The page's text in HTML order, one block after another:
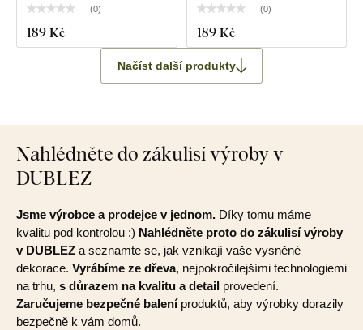
(0)
189 Kč
(0)
189 Kč
Načíst další produkty
Nahlédněte do zákulisí výroby v
DUBLEZ
Jsme výrobce a prodejce v jednom. Díky tomu máme
kvalitu pod kontrolou :) Nahlédněte proto do zákulisí výroby
v DUBLEZ a seznamte se, jak vznikají vaše vysněné
dekorace. Vyrábíme ze dřeva, nejpokročilejšími technologiemi
na trhu, s důrazem na kvalitu a detail provedení.
Zaručujeme bezpečné baleníproduktů, aby výrobky dorazily
bezpečně k vám domů.